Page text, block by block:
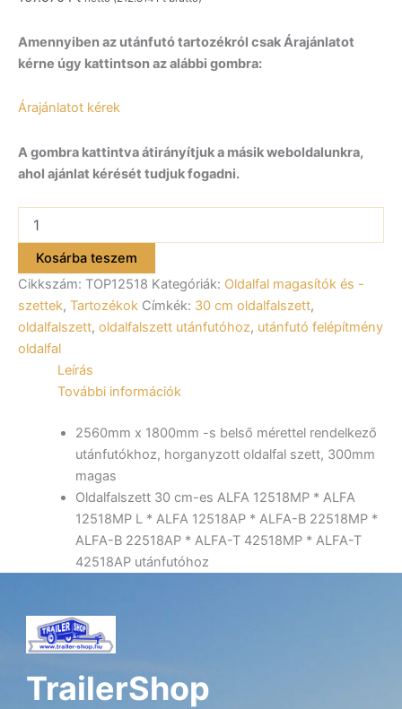
Amennyiben az utánfutó tartozékról csak Árajánlatot
kérne úgy kattintson az alábbi gombra:
Árajánlatot kérek
A gombra kattintva átirányítjuk a másik weboldalunkra,
ahol ajánlat kérését tudjuk fogadni.
cm-
ALFA
12518MP
*
ALFA
12518MP
12518AP
22518MP
22518AP
42518MP
ALFA-
Kosárba teszem
Cikkszám: TOP12518 Kategóriák: Oldalfal magasítók és -
szettek, Tartozékok Címkék: 30 cm oldalfalszett,
oldalfalszett, oldalfalszett utánfutóhoz, utánfutó felépítmény
oldalfal
Leírás
További információk
2560mm x 1800mm -s belső mérettel rendelkező
utánfutókhoz, horganyzott oldalfal szett, 300mm
magas
Oldalfalszett 30 cm-es ALFA 12518MP * ALFA
12518MP L * ALFA 12518AP * ALFA-B 22518MP *
ALFA-B 22518AP * ALFA-T 42518MP * ALFA-T
42518AP utánfutóhoz
TrailerShop